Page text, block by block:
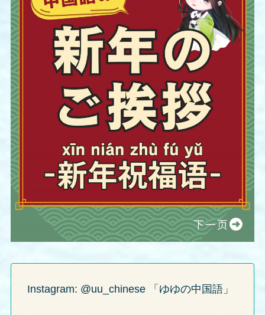
Instagram: @uu_chinese 「ゆゆの中国語」